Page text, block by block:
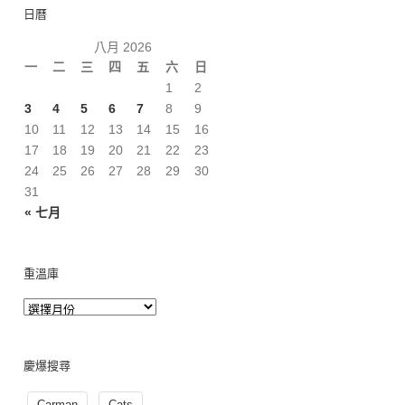
日曆
八月 2026
一
二 三 四 五 六 日
« 七月
1
2
3
4 5 6 7 8
9
10
11 12 13 14 15
16
17
18 19 20 21 22
23
24
25 26 27 28 29
30
31
重溫庫
慶爆搜尋